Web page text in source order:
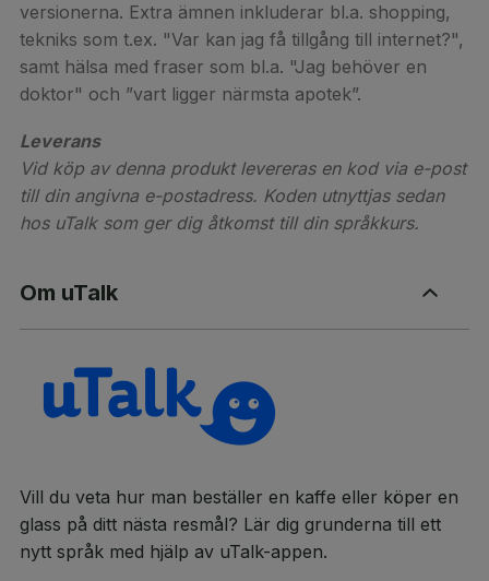
versionerna. Extra ämnen inkluderar bl.a. shopping,
tekniks som t.ex. "Var kan jag få tillgång till internet?",
samt hälsa med fraser som bl.a. "Jag behöver en
doktor" och ”vart ligger närmsta apotek”.
Leverans
Vid köp av denna produkt levereras en kod via e-post
till din angivna e-postadress. Koden utnyttjas sedan
hos uTalk som ger dig åtkomst till din språkkurs.
Om uTalk
Vill du veta hur man beställer en kaffe eller köper en
glass på ditt nästa resmål? Lär dig grunderna till ett
nytt språk med hjälp av uTalk-appen.